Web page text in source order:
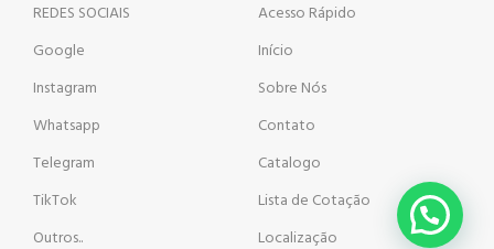
REDES SOCIAIS
Google
Instagram
Whatsapp
Telegram
TikTok
Outros..
Acesso Rápido
Início
Sobre Nós
Contato
Catalogo
Lista de Cotação
Localização